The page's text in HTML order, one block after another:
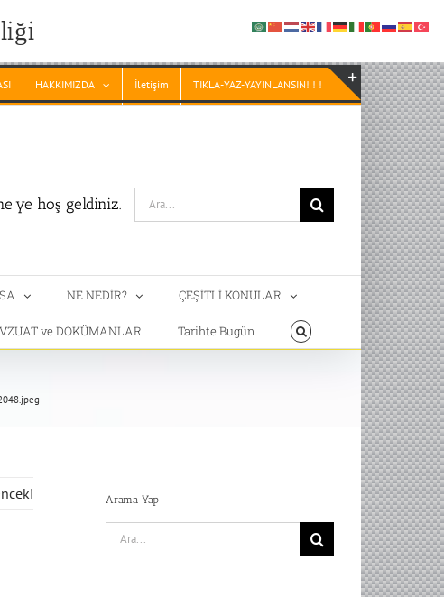
HAKKIMIZDA İletişim TIKLA-YAZ-YAYINLANSIN! ! !
hoş geldiniz.
Search
for:
NE NEDİR? ÇEŞİTLİ KONULAR
ve DOKÜMANLAR Tarihte Bugün
Arama Yap
Search
for:
Toggle
Sliding
Bar
Area